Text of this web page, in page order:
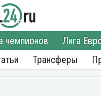
чемпионов Лига
Трансферы